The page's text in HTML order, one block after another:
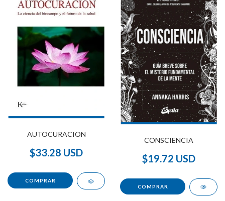
AUTOCURACION
$33.28 USD
CONSCIENCIA
$19.72 USD